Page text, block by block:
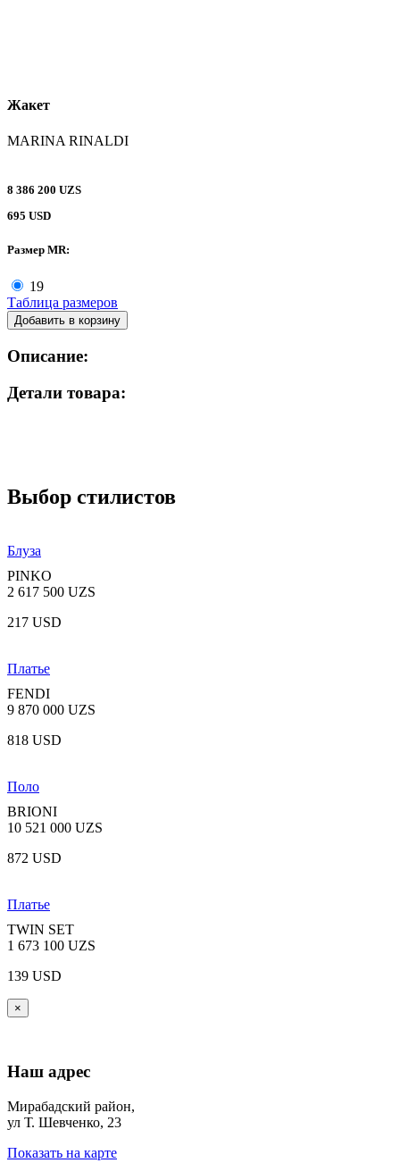
Жакет
MARINA RINALDI
8 386 200 UZS
695 USD
Размер MR:
19
Таблица размеров
Добавить в корзину
Описание:
Детали товара:
Выбор стилистов
Блуза
PINKO
2 617 500 UZS
217 USD
Платье
FENDI
9 870 000 UZS
818 USD
Поло
BRIONI
10 521 000 UZS
872 USD
Платье
TWIN SET
1 673 100 UZS
139 USD
×
Наш адрес
Мирабадский район,
ул Т. Шевченко, 23
Показать на карте